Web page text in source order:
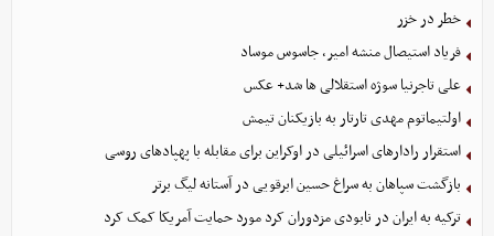
خطر در خزر
فریاد استیصال منشه امیر، جاسوس موساد
علی تاجرنیا سوژه استقلالی‌ ها شد+ عکس
اولتیماتوم مهدی تارتار به بازیکنان تیمش
استقرار رادارهای اسرائیلی در اوکراین برای مقابله با پهپادهای روسی
بازگشت سپاهان به سراغ حسین ابرقویی در آستانه لیگ برتر
ترکیه به ایران در نابودی مزدوران کرد مورد حمایت آمریکا کمک کرد